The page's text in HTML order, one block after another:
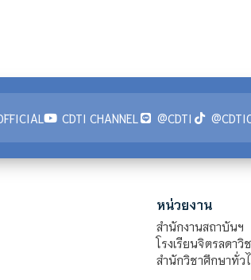
CDTI CHANNEL @CDTI
หน่วยงาน
สำนักงานสถาบันฯ
โรงเรียนจิตรลดาวิ
สำนักวิชาศึกษาทั่ว